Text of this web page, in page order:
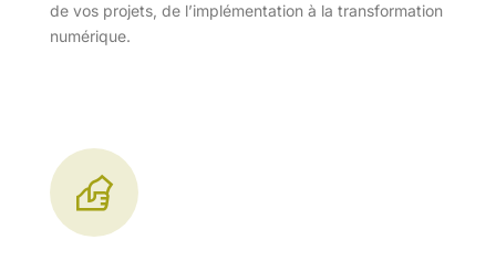
de vos projets, de l’implémentation à la transformation
numérique.